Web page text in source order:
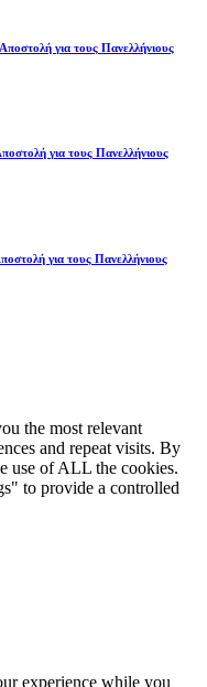
για τους Πανελλήνιους
για τους Πανελλήνιους
για τους Πανελλήνιους
the most relevant
and repeat visits. By
use of ALL the cookies.
to provide a controlled
experience while you